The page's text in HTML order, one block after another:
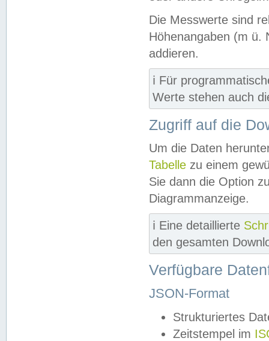
Die Messwerte sind
Höhenangaben (m ü.
addieren.
ℹ️ Für
Werte stehen auch
Zugriff auf die
Um die Daten
Tabelle zu einem
Sie dann die Option
Diagrammanzeige.
ℹ️ Eine detaillierte
den gesamten
Verfügbare
JSON-Format
Strukturiertes
Zeitstempel im